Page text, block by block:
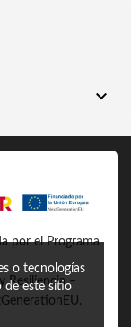
o tecnologías
de este sitio

por el Programa
Resiliencia –